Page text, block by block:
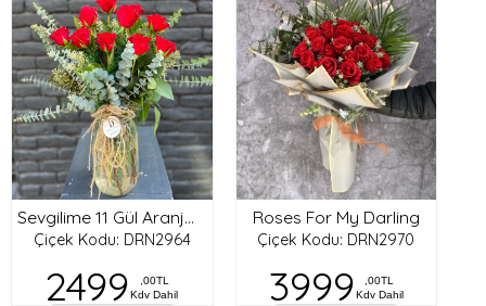
Sevgilime 11 Gül Aranjman
Çiçek Kodu: DRN2964
2499
,00TL
Kdv Dahil
Roses For My Darling
Çiçek Kodu: DRN2970
3999
,00TL
Kdv Dahil